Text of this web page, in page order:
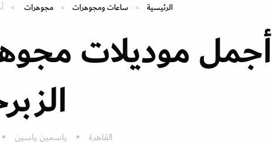
الرئيسية ساعات ومجوهرات مجوهرات
أجمل موديلات
القاهرة ياسمين ياسين